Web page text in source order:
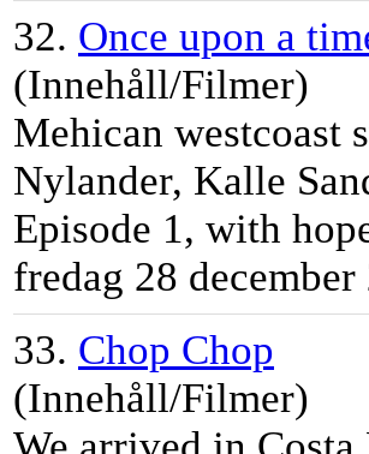
32. Once upon a
(Innehåll/Filmer)
Mehican westcoast
Nylander, Kalle
Episode 1, with
fredag 28 december
33. Chop Chop
(Innehåll/Filmer)